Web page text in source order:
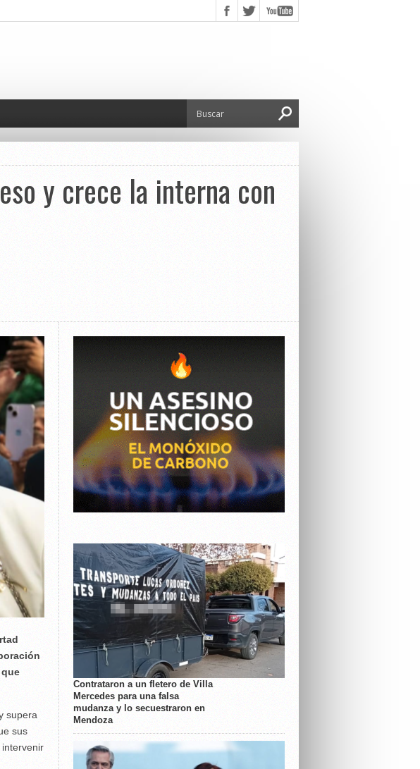
y crece la interna con
supera
sus
Contrataron a un fletero de Villa
Mercedes para una falsa
mudanza y lo secuestraron en
Mendoza